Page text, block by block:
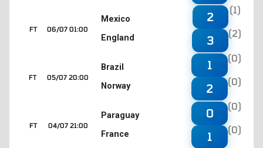
06/07 01:00
FT
Mexico
England
2
(1)
3
(2)
05/07 20:00
FT
Brazil
Norway
1
(0)
2
(0)
04/07 21:00
FT
Paraguay
France
0
(0)
1
(0)